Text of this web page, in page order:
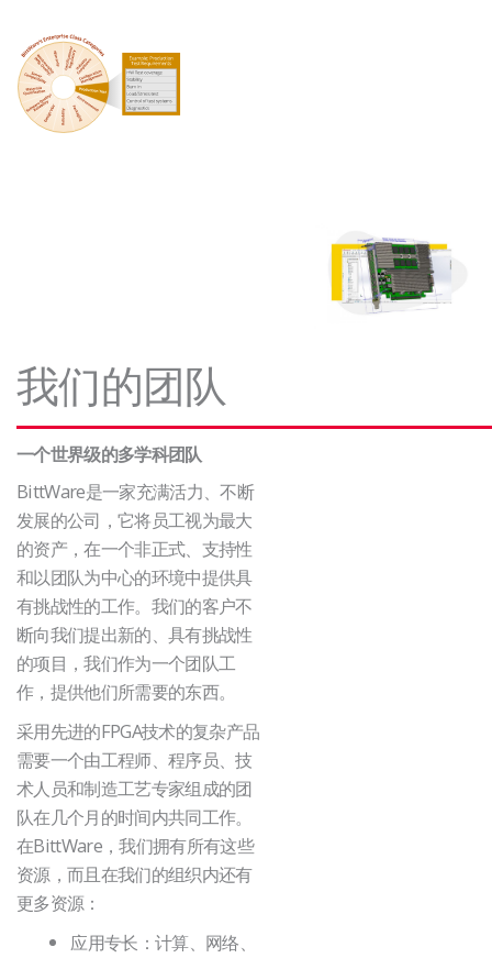
我们的团队
一个世界级的多学科团队
BittWare是一家充满活力、不断
发展的公司，它将员工视为最大
的资产，在一个非正式、支持性
和以团队为中心的环境中提供具
有挑战性的工作。我们的客户不
断向我们提出新的、具有挑战性
的项目，我们作为一个团队工
作，提供他们所需要的东西。
采用先进的FPGA技术的复杂产品
需要一个由工程师、程序员、技
术人员和制造工艺专家组成的团
队在几个月的时间内共同工作。
在BittWare，我们拥有所有这些
资源，而且在我们的组织内还有
更多资源：
应用专长：计算、网络、